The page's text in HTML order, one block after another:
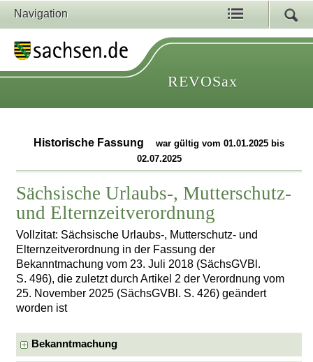
Navigation
REVOSax
Historische Fassung
war gültig vom 01.01.2025 bis
02.07.2025
Sächsische Urlaubs-, Mutterschutz-
und Elternzeitverordnung
Vollzitat: Sächsische Urlaubs-, Mutterschutz- und
Elternzeitverordnung in der Fassung der
Bekanntmachung vom 23. Juli 2018 (SächsGVBl.
S. 496), die zuletzt durch Artikel 2 der Verordnung vom
25. November 2025 (SächsGVBl. S. 426) geändert
worden ist
Bekanntmachung